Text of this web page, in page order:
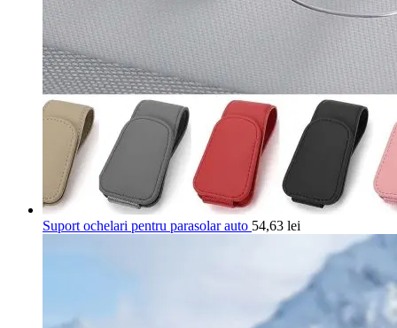
Suport ochelari pentru parasolar auto 54,63 lei